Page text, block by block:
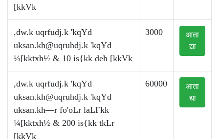
[kkVk
,dw.k uqrfudj.k 'kqYd
uksan.kh@uqruhdj.k 'kqYd
¼[kktxh½ & 10 is{kk deh [kkVk
3000
आता
द्या
,dw.k uqrfudj.k 'kqYd
uksan.kh@uqruhdj.k 'kqYd
uksan.kh—r fo'oLr laLFkk
¼[kktxh½ & 200 is{kk tkLr
[kkVk
60000
आता
द्या